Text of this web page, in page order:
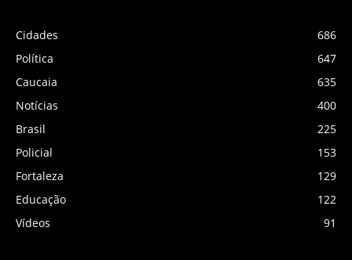
Cidades
686
Política
647
Caucaia
635
Notícias
400
Brasil
225
Policial
153
Fortaleza
129
Educação
122
Vídeos
91